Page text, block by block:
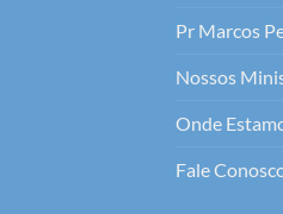
Pr Marcos
Nossos
Onde
Fale